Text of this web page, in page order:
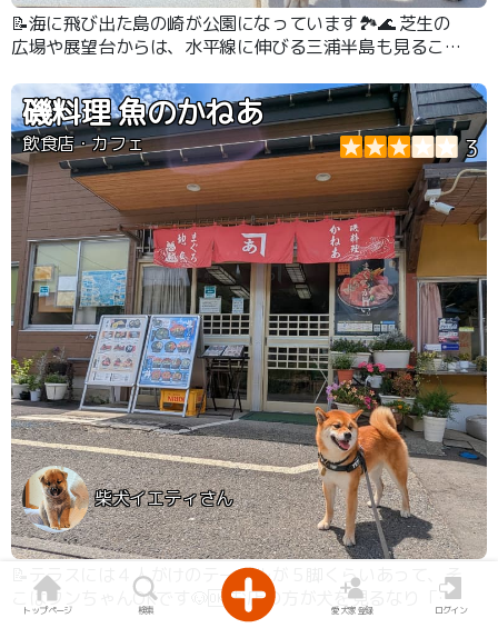
📝海に飛び出た島の崎が公園になっています🏞️🌊 芝生の
広場や展望台からは、水平線に伸びる三浦半島も見ること
味違う海の楽しみ方ができる公園です🏖️
磯料理 魚のかねあ
飲食店・カフェ 3
柴犬イエティさん
📝テラスには４人がけのテーブルが５脚くらいあって、そ
こはワンちゃんOKです🐶🆗 お店の方が犬を見るなり「ワ
ンちゃんOKですよ！」とお声掛けしてくれたので抵抗な
トップページ 検索 愛犬家登録 ログイン